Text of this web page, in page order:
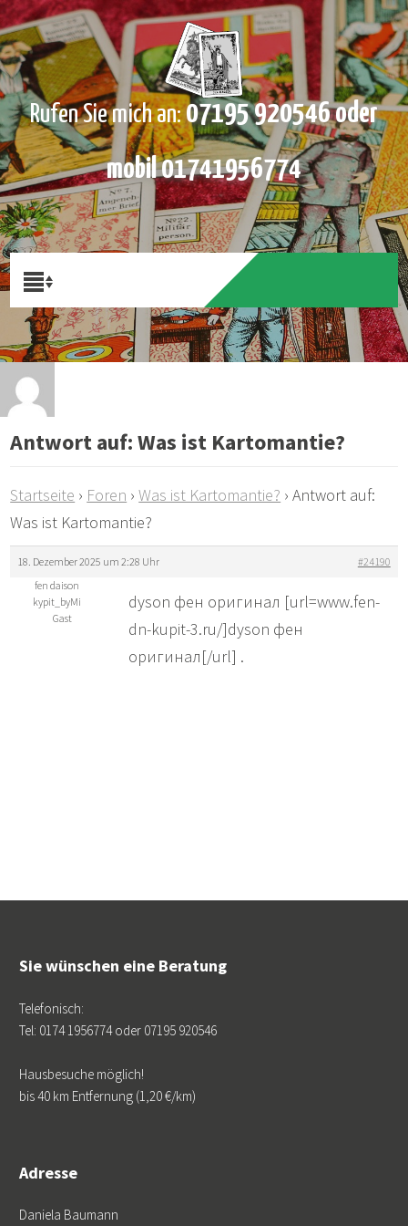
Rufen Sie mich an:07195 920546 oder
mobil 01741956774
Antwort auf: Was ist Kartomantie?
Startseite › Foren › Was ist Kartomantie? › Antwort auf:
Was ist Kartomantie?
18. Dezember 2025 um 2:28 Uhr
#24190
fen daison
kypit_byMi
Gast
dyson фен оригинал [url=www.fen-
dn-kupit-3.ru/]dyson фен
оригинал[/url] .
Sie wünschen eine Beratung
Telefonisch:
Tel: 0174 1956774 oder 07195 920546
Hausbesuche möglich!
bis 40 km Entfernung (1,20 €/km)
Adresse
Daniela Baumann